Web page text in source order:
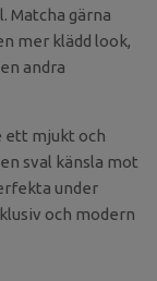
Matcha gärna
mer klädd look,
andra
ett mjukt och
sval känsla mot
under
och modern